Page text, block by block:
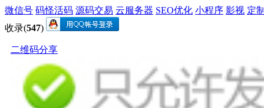
微信号 码怪活码 源码交易 云服务器 SEO优化 小程序 影视 定
收录(547)
二维码分享